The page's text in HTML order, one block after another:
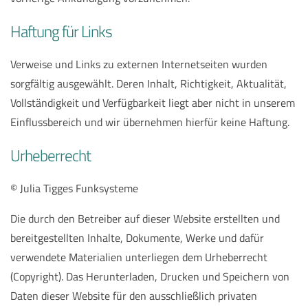
Haftung für Links
Verweise und Links zu externen Internetseiten wurden
sorgfältig ausgewählt. Deren Inhalt, Richtigkeit, Aktualität,
Vollständigkeit und Verfügbarkeit liegt aber nicht in unserem
Einflussbereich und wir übernehmen hierfür keine Haftung.
Urheberrecht
© Julia Tigges Funksysteme
Die durch den Betreiber auf dieser Website erstellten und
bereitgestellten Inhalte, Dokumente, Werke und dafür
verwendete Materialien unterliegen dem Urheberrecht
(Copyright). Das Herunterladen, Drucken und Speichern von
Daten dieser Website für den ausschließlich privaten